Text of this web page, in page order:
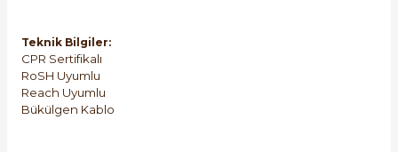
Teknik Bilgiler:
CPR Sertifikalı
RoSH Uyumlu
Reach Uyumlu
Bükülgen Kablo